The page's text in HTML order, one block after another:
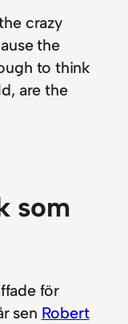
crazy
the
to think
are the
som
för
sen Robert